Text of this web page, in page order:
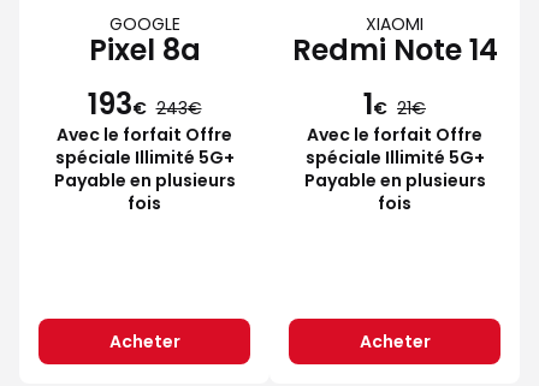
GOOGLE
Pixel 8a
193€ 243
Avec le forfait Offre
spéciale Illimité 5G+
Payable en plusieurs
fois
Acheter
XIAOMI
Redmi Note 14
1€ 21
Avec le forfait Offre
spéciale Illimité 5G+
Payable en plusieurs
fois
Acheter